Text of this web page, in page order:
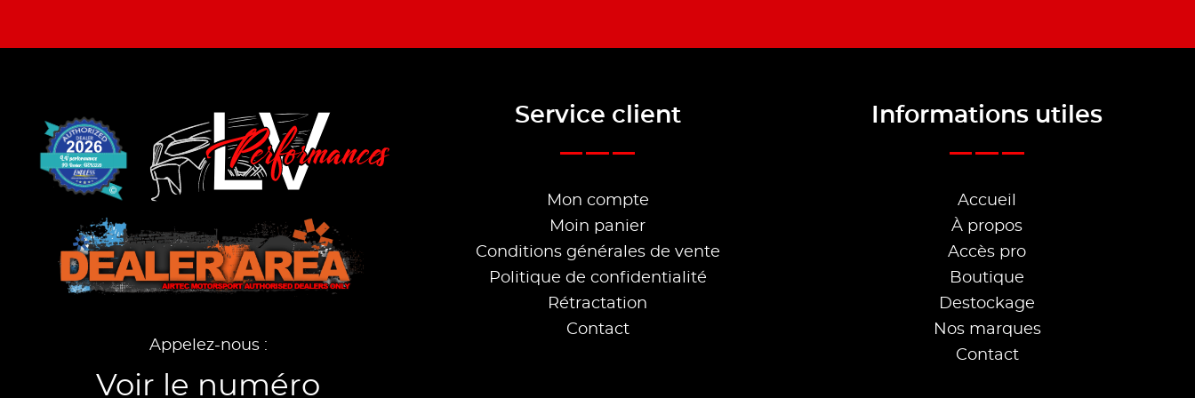
Service client
Mon compte
Moin panier
Conditions générales de vente
Politique de confidentialité
Rétractation
Contact
Informations utiles
Accueil
À propos
Accès pro
Boutique
Destockage
Nos marques
Contact
Appelez-nous :
Voir le numéro